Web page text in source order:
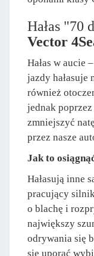
Hałas "70
Vector
Hałas w aucie
jazdy hałasuje
również
jednak
zmniejszyć
przez nasze
Jak to
Hałasują inne
pracujący
o blachę i
największy
odrywania się
się uporać